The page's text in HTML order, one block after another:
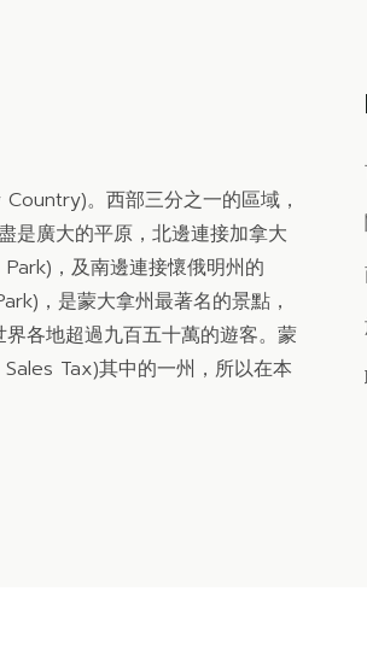
。西部三分之一的區域，
是廣大的平原，北邊連接加拿大
，及南邊連接懷俄明州的
，是蒙大拿州最著名的景點，
各地超過九百五十萬的遊客。蒙
Tax)其中的一州，所以在本